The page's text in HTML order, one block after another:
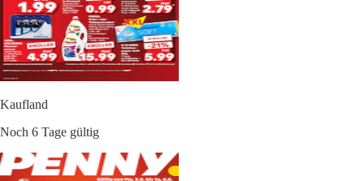
Kaufland
Noch 6 Tage gültig